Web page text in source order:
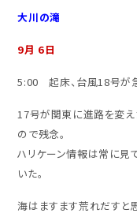
大川の滝
9月 6日
5:00 起床、台風18号が
17号が関東に進路を変え
ので残念。
ハリケーン情報は常に見
いた。
海はますます荒れだすと